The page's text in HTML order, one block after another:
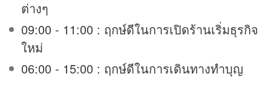
ต่างๆ
09:00 - 11:00 : ฤกษ์ดีในการเปิดร้านเริ่มธุรกิจ
ใหม่
06:00 - 15:00 : ฤกษ์ดีในการเดินทางทำบุญ